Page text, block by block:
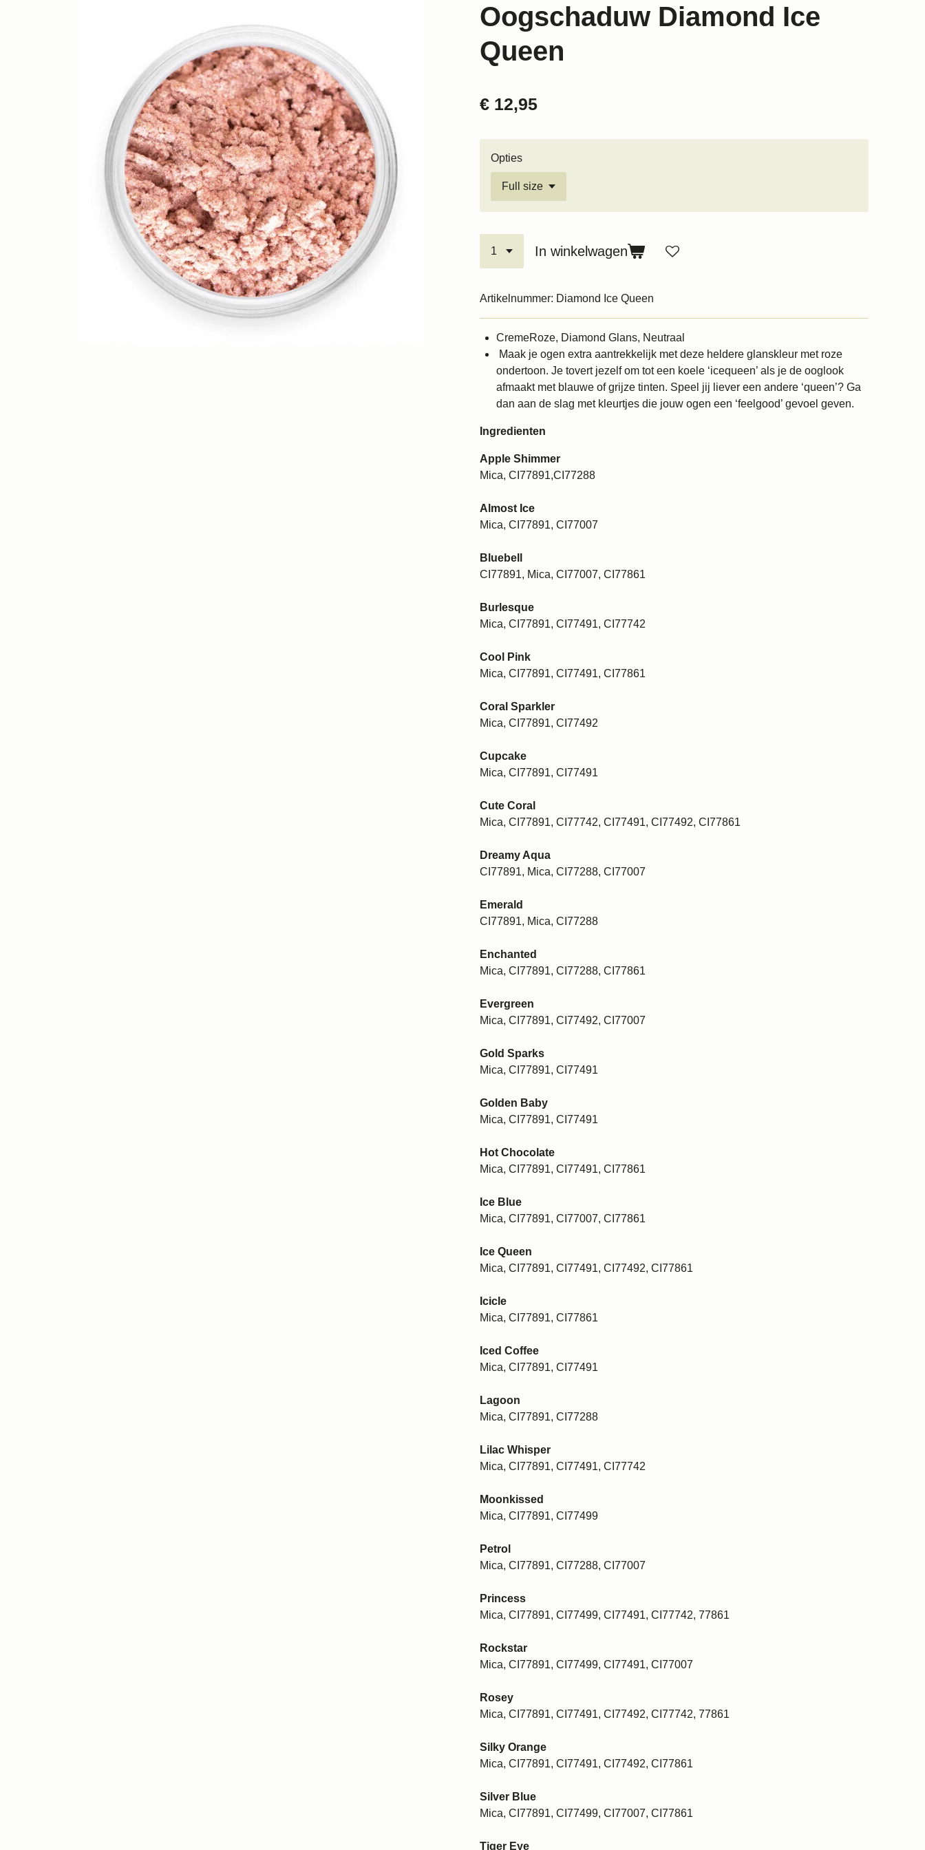
Oogschaduw Diamond Ice
Queen
€ 12,95
Opties
In winkelwagen
Artikelnummer: Diamond Ice Queen
CremeRoze, Diamond Glans, Neutraal
Maak je ogen extra aantrekkelijk met deze heldere glanskleur met roze
ondertoon. Je tovert jezelf om tot een koele ‘icequeen’ als je de ooglook
afmaakt met blauwe of grijze tinten. Speel jij liever een andere ‘queen’? Ga
dan aan de slag met kleurtjes die jouw ogen een ‘feelgood’ gevoel geven.
Ingredienten
Apple Shimmer
Mica, CI77891,CI77288
Almost Ice
Mica, CI77891, CI77007
Bluebell
CI77891, Mica, CI77007, CI77861
Burlesque
Mica, CI77891, CI77491, CI77742
Cool Pink
Mica, CI77891, CI77491, CI77861
Coral Sparkler
Mica, CI77891, CI77492
Cupcake
Mica, CI77891, CI77491
Cute Coral
Mica, CI77891, CI77742, CI77491, CI77492, CI77861
Dreamy Aqua
CI77891, Mica, CI77288, CI77007
Emerald
CI77891, Mica, CI77288
Enchanted
Mica, CI77891, CI77288, CI77861
Evergreen
Mica, CI77891, CI77492, CI77007
Gold Sparks
Mica, CI77891, CI77491
Golden Baby
Mica, CI77891, CI77491
Hot Chocolate
Mica, CI77891, CI77491, CI77861
Ice Blue
Mica, CI77891, CI77007, CI77861
Ice Queen
Mica, CI77891, CI77491, CI77492, CI77861
Icicle
Mica, CI77891, CI77861
Iced Coffee
Mica, CI77891, CI77491
Lagoon
Mica, CI77891, CI77288
Lilac Whisper
Mica, CI77891, CI77491, CI77742
Moonkissed
Mica, CI77891, CI77499
Petrol
Mica, CI77891, CI77288, CI77007
Princess
Mica, CI77891, CI77499, CI77491, CI77742, 77861
Rockstar
Mica, CI77891, CI77499, CI77491, CI77007
Rosey
Mica, CI77891, CI77491, CI77492, CI77742, 77861
Silky Orange
Mica, CI77891, CI77491, CI77492, CI77861
Silver Blue
Mica, CI77891, CI77499, CI77007, CI77861
Tiger Eye